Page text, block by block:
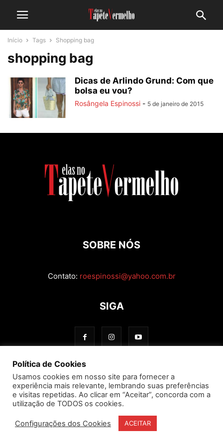
Início Tags Shopping bag
shopping bag
Dicas de Arlindo Grund: Com que
bolsa eu vou?
Rosângela Espinossi - 5 de janeiro de 2015
SOBRE NÓS
Contato: roespinossi@yahoo.com.br
SIGA
Política de Cookies
Usamos cookies em nosso site para fornecer a
experiência mais relevante, lembrando suas preferências
e visitas repetidas. Ao clicar em “Aceitar”, concorda com a
utilização de TODOS os cookies.
Configurações dos Cookies ACEITAR